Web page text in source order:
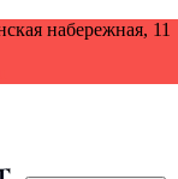
набережная, 11